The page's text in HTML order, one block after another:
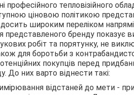
тепловізійного
ціновою політикою
широким переліком
представленого бренду показує
робіт та порятунку, не
для боротьби з
покупців перед
До них варто віднести такі:
відстаней до мети -